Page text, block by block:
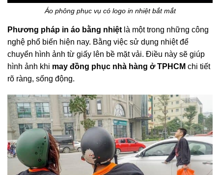
Áo phông phục vụ có logo in nhiệt bắt mắt
Phương pháp in áo bằng nhiệt là một trong những công
nghệ phổ biến hiện nay. Bằng việc sử dụng nhiệt để
chuyển hình ảnh từ giấy lên bề mặt vải. Điều này sẽ giúp
hình ảnh khi may đồng phục nhà hàng ở TPHCM chi tiết
rõ ràng, sống động.